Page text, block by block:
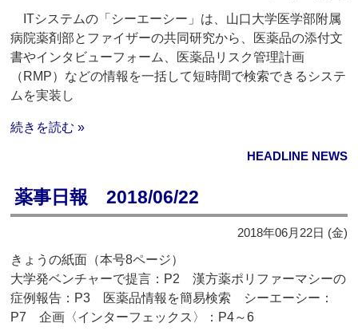
ITシステムの「シーエーシー」は、山口大学医学部附属
病院薬剤部とファイザーの共同研究から、医薬品の添付文
書やインタビューフォーム、医薬品リスク管理計画
（RMP）などの情報を一括して短時間で検索できるシステ
ムを実装し
続きを読む »
HEADLINE NEWS
薬事日報 2018/06/22
2018年06月22日 (金)
きょうの紙面（本号8ページ）
大学発ベンチャーで提言：P2 漢方薬ポリファーマシーの
症例報告：P3 医薬品情報を簡易検索 シーエーシー：
P7 企画〈インターフェックス〉：P4～6